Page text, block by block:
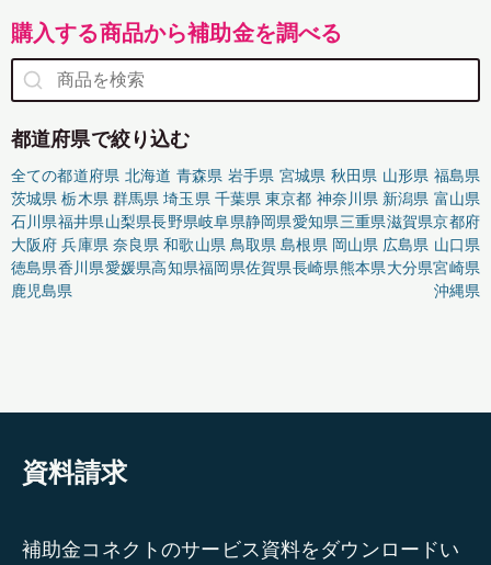
購入する商品から補助金を調べる
都道府県で絞り込む
全ての都道府県 北海道 青森県 岩手県 宮城県 秋田県 山形県 福島県
茨城県 栃木県 群馬県 埼玉県 千葉県 東京都 神奈川県 新潟県 富山県
石川県福井県山梨県長野県岐阜県静岡県愛知県三重県滋賀県京都府
大阪府 兵庫県 奈良県 和歌山県 鳥取県 島根県 岡山県 広島県 山口県
徳島県香川県愛媛県高知県福岡県佐賀県長崎県熊本県大分県宮崎県
鹿児島県
沖縄県
資料請求
補助金コネクトのサービス資料をダウンロードい